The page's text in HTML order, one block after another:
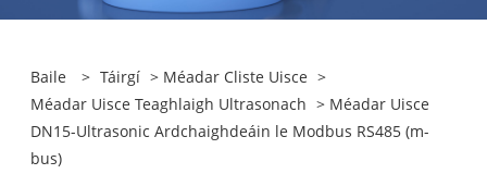
Baile > Táirgí > Méadar Cliste Uisce >
Méadar Uisce Teaghlaigh Ultrasonach > Méadar Uisce
DN15-Ultrasonic Ardchaighdeáin le Modbus RS485 (m-
bus)